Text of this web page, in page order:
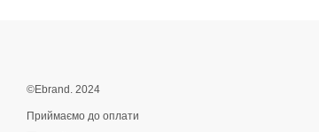
©Ebrand. 2024
Приймаємо до оплати